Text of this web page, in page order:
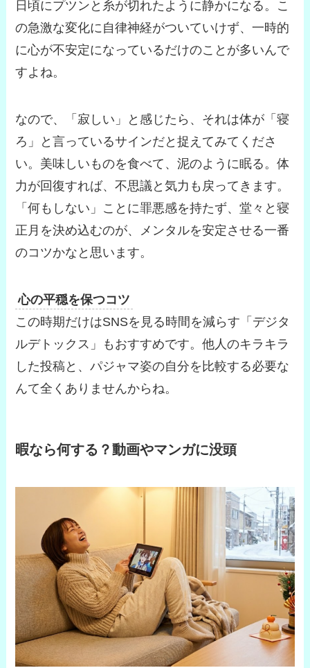
日頃にプツンと糸が切れたように静かになる。こ
の急激な変化に自律神経がついていけず、一時的
に心が不安定になっているだけのことが多いんで
すよね。
なので、
「寂しい」と感じたら、それは体が「寝
ろ」と言っているサインだと捉えてみてくださ
い。美味しいものを食べて、泥のように眠る。体
力が回復すれば、不思議と気力も戻ってきます。
「何もしない」ことに罪悪感を持たず、堂々と寝
正月を決め込むのが、メンタルを安定させる一番
のコツかなと思います。
心の平穏を保つコツ
この時期だけはSNSを見る時間を減らす「デジタ
ルデトックス」もおすすめです。他人のキラキラ
した投稿と、パジャマ姿の自分を比較する必要な
んて全くありませんからね。
暇なら何する？動画やマンガに没頭